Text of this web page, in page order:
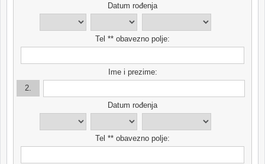
Datum rođenja
Tel ** obavezno polje:
Ime i prezime:
2.
Datum rođenja
Tel ** obavezno polje: